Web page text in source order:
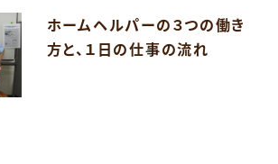
ホームヘルパーの３つの働き
方と、１日の仕事の流れ